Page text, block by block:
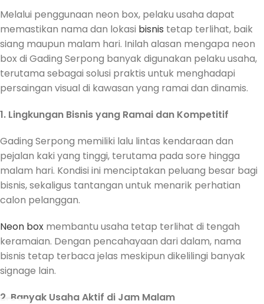
Melalui penggunaan neon box, pelaku usaha dapat
memastikan nama dan lokasi bisnis tetap terlihat, baik
siang maupun malam hari. Inilah alasan mengapa neon
box di Gading Serpong banyak digunakan pelaku usaha,
terutama sebagai solusi praktis untuk menghadapi
persaingan visual di kawasan yang ramai dan dinamis.
1. Lingkungan Bisnis yang Ramai dan Kompetitif
Gading Serpong memiliki lalu lintas kendaraan dan
pejalan kaki yang tinggi, terutama pada sore hingga
malam hari. Kondisi ini menciptakan peluang besar bagi
bisnis, sekaligus tantangan untuk menarik perhatian
calon pelanggan.
Neon box membantu usaha tetap terlihat di tengah
keramaian. Dengan pencahayaan dari dalam, nama
bisnis tetap terbaca jelas meskipun dikelilingi banyak
signage lain.
2. Banyak Usaha Aktif di Jam Malam